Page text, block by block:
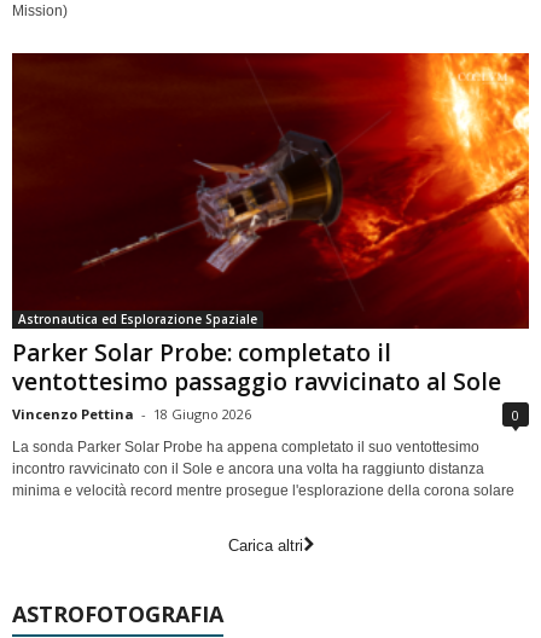
Mission)
Astronautica ed Esplorazione Spaziale
Parker Solar Probe: completato il
ventottesimo passaggio ravvicinato al Sole
Vincenzo Pettina - 18 Giugno 2026 0
La sonda Parker Solar Probe ha appena completato il suo ventottesimo
incontro ravvicinato con il Sole e ancora una volta ha raggiunto distanza
minima e velocità record mentre prosegue l'esplorazione della corona solare
Carica altri
ASTROFOTOGRAFIA